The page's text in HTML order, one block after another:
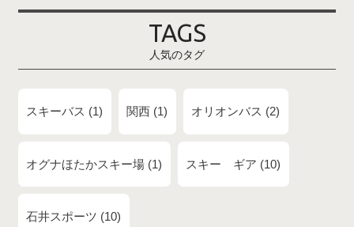
TAGS
人気のタグ
スキーバス 1 関西 1 オリオンバス 2
オグナほたかスキー場 1 スキー ギア 10
石井スポーツ 10